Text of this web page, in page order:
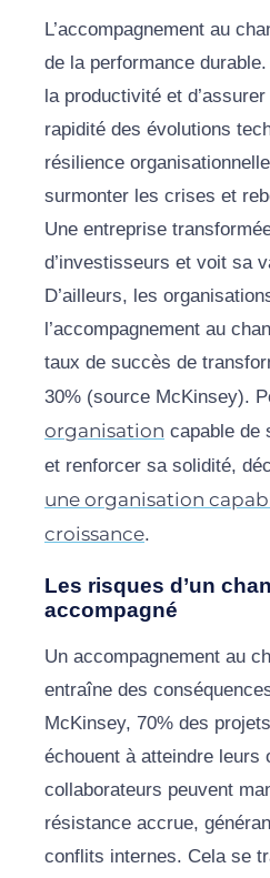
L’accompagnement au
de la performance
la productivité et
rapidité des évolutions
résilience
surmonter les crises et
Une entreprise
d’investisseurs et voit sa
D’ailleurs, les
l’accompagnement au
taux de succès de
30% (source McKinsey).
organisation capable de
et renforcer sa solidité,
une organisation
croissance.
Les risques d’un
accompagné
Un accompagnement au
entraîne des
McKinsey, 70% des
échouent à atteindre leurs
collaborateurs peuvent
résistance accrue,
conflits internes. Cela se